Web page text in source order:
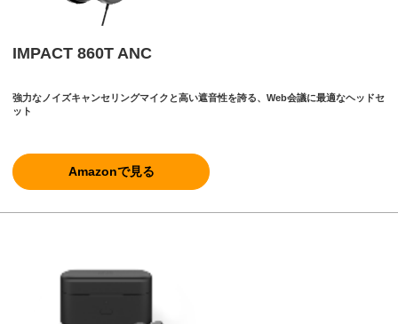
IMPACT 860T ANC
強力なノイズキャンセリングマイクと高い遮音性を誇る、Web会議に最適なヘッドセ
ット
Amazonで見る